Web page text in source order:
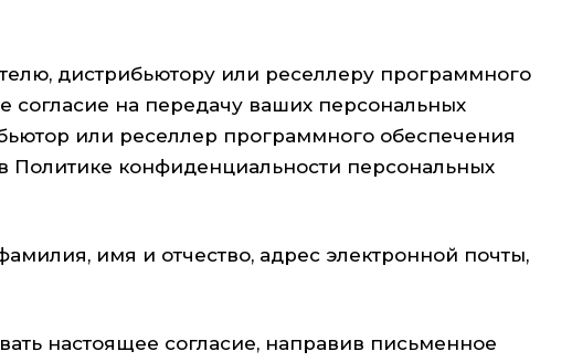
дистрибьютору или реселлеру программного
согласие на передачу ваших персональных
или реселлер программного обеспечения
Политике конфиденциальности персональных
имя и отчество, адрес электронной почты,
настоящее согласие, направив письменное